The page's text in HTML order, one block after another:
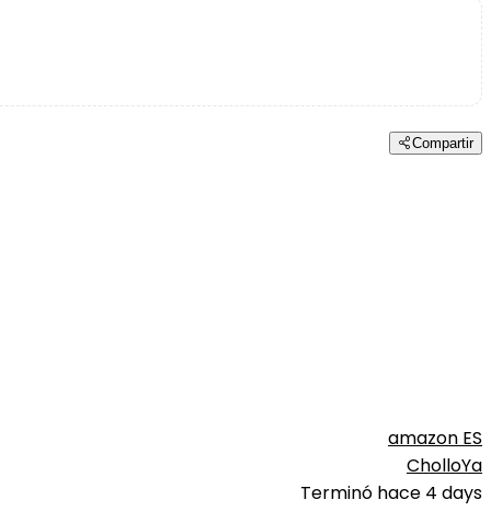
Compartir
amazon ES
CholloYa
Terminó hace 4 days